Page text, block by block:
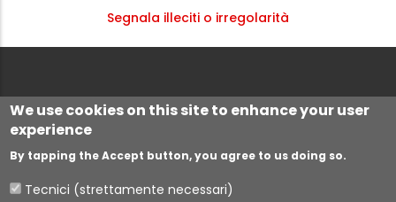
We use cookies on this site to enhance your user
experience
By tapping the Accept button, you agree to us doing so.
Tecnici (strettamente necessari)
Segnala illeciti o irregolarità